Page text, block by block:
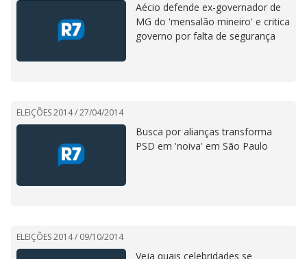
Aécio defende ex-governador de
MG do 'mensalão mineiro' e critica
governo por falta de segurança
ELEIÇÕES 2014 /27/04/2014
Busca por alianças transforma
PSD em 'noiva' em São Paulo
ELEIÇÕES 2014 / 09/10/2014
Veja quais celebridades se